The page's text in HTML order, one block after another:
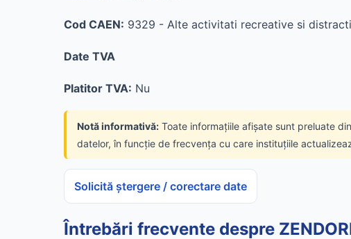
Cod CAEN: 9329 - Alte activitati recreative si
Date TVA
Platitor TVA: Nu
Notă informativă: Toate informațiile afișate sunt preluate
datelor, în funcție de frecvența cu care instituțiile
Solicită ștergere / corectare date
Întrebări frecvente despre